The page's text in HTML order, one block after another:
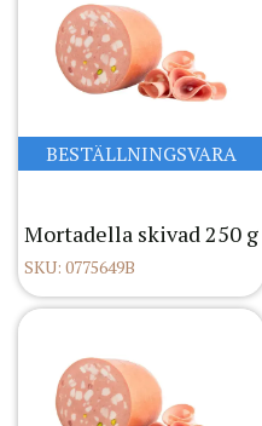
BESTÄLLNINGSVARA
Mortadella skivad 250 g
SKU: 0775649B